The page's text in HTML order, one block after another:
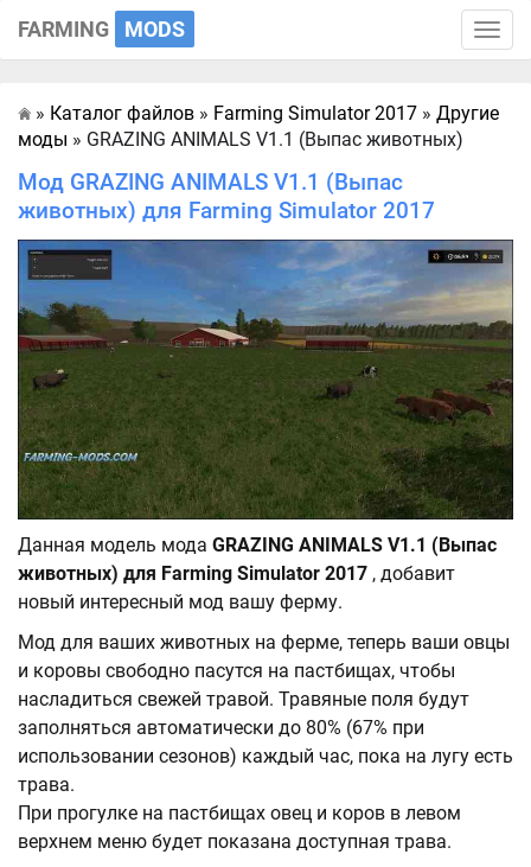
Toggle
FARMING MODS
Главная
» Каталог файлов » Farming Simulator 2017 » Другие
моды » GRAZING ANIMALS V1.1 (Выпас животных)
Мод GRAZING ANIMALS V1.1 (Выпас
животных) для Farming Simulator 2017
Данная модель мода GRAZING ANIMALS V1.1 (Выпас
животных) для Farming Simulator 2017 , добавит
новый интересный мод вашу ферму.
Мод для ваших животных на ферме, теперь ваши овцы
и коровы свободно пасутся на пастбищах, чтобы
насладиться свежей травой. Травяные поля будут
заполняться автоматически до 80% (67% при
использовании сезонов) каждый час, пока на лугу есть
трава.
При прогулке на пастбищах овец и коров в левом
верхнем меню будет показана доступная трава.